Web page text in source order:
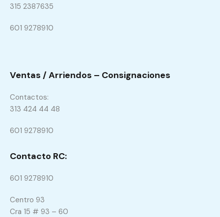
315 2387635
601 9278910
Ventas / Arriendos – Consignaciones
Contactos:
313 424 44 48
601 9278910
Contacto RC:
601 9278910
Centro 93
Cra 15 # 93 – 60